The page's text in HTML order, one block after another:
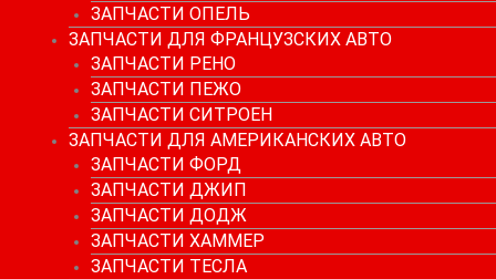
ЗАПЧАСТИ ОПЕЛЬ
ЗАПЧАСТИ ДЛЯ ФРАНЦУЗСКИХ АВТО
ЗАПЧАСТИ РЕНО
ЗАПЧАСТИ ПЕЖО
ЗАПЧАСТИ СИТРОЕН
ЗАПЧАСТИ ДЛЯ АМЕРИКАНСКИХ АВТО
ЗАПЧАСТИ ФОРД
ЗАПЧАСТИ ДЖИП
ЗАПЧАСТИ ДОДЖ
ЗАПЧАСТИ ХАММЕР
ЗАПЧАСТИ ТЕСЛА